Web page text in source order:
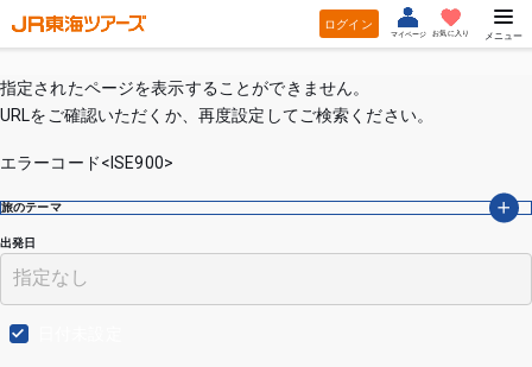
ログイン
マイページ お気に入り メニュー
指定されたページを表示することができません。
URLをご確認いただくか、再度設定してご検索ください。
エラーコード<ISE900>
出発日
旅のテーマ